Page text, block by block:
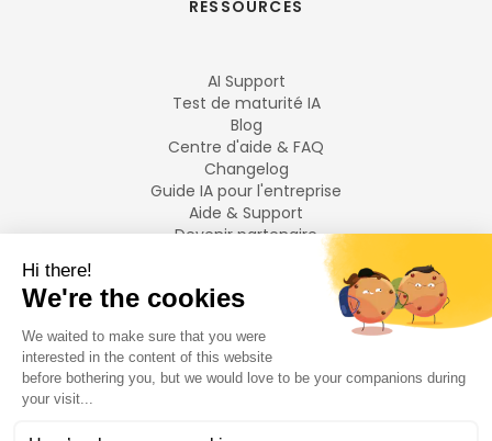
RESSOURCES
AI Support
Test de maturité IA
Blog
Centre d'aide & FAQ
Changelog
Guide IA pour l'entreprise
Aide & Support
Devenir partenaire
LANGUES
Français
English